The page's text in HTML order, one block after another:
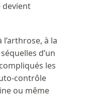
devient
à la
d’un
les
contrôle
ou même